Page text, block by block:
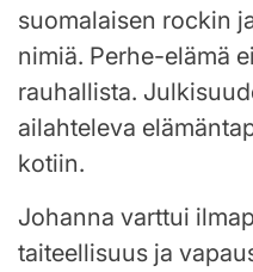
suomalaisen rockin
nimiä. Perhe-elämä
rauhallista.
ailahteleva
kotiin.
Johanna varttui
taiteellisuus ja